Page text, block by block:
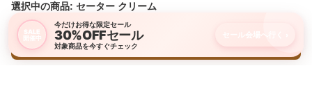
SALE
開催中
今だけお得な限定セール
30%OFFセール
対象商品を今すぐチェック
セール会場へ行く
選択中の商品: セーター クリーム
購入画面に進む